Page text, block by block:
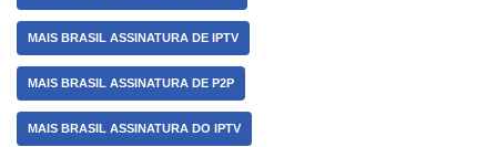
MAIS BRASIL ASSINATURA DE IPTV
MAIS BRASIL ASSINATURA DE P2P
MAIS BRASIL ASSINATURA DO IPTV